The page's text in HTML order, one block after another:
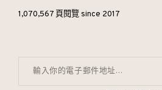
1,070,567 頁閱覽 since 2017